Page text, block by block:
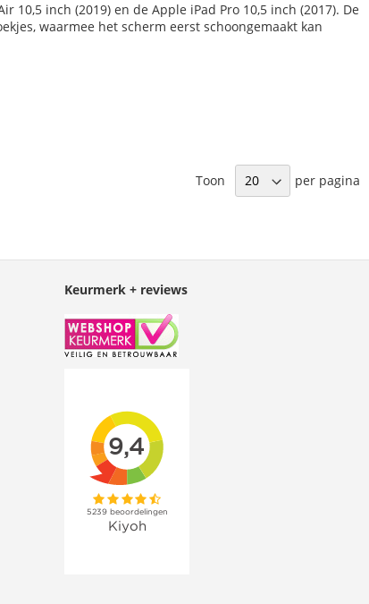
10,5 inch (2019) en de Apple iPad Pro 10,5 inch (2017). De
waarmee het scherm eerst schoongemaakt kan
Toon per pagina
Keurmerk + reviews